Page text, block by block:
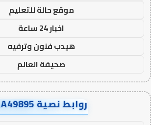
موقع حالة للتعليم
اخبار 24 ساعة
هيدب فنون وترفيه
صحيفة العالم
روابط نصية AA49895